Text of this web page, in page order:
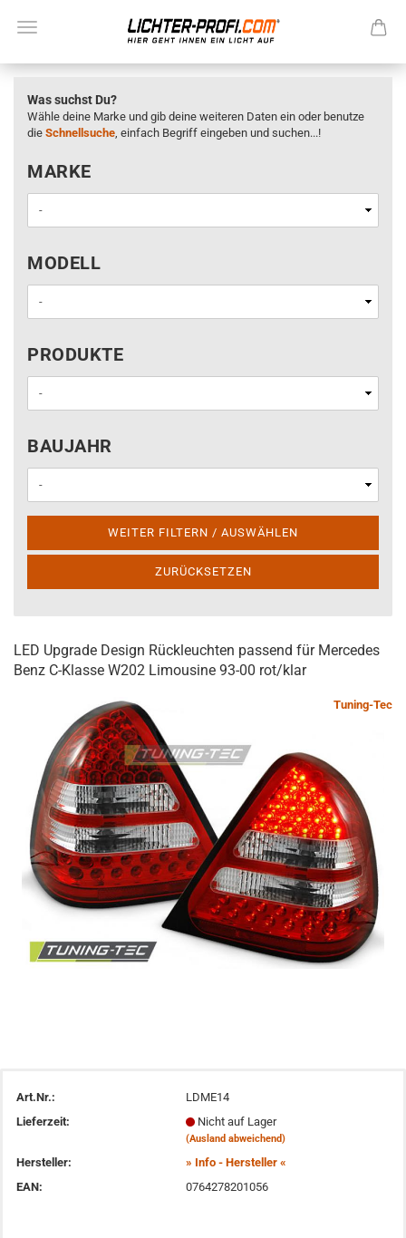
Was suchst Du?
Wähle deine Marke und gib deine weiteren Daten ein oder benutze
die Schnellsuche, einfach Begriff eingeben und suchen...!
MARKE
MARKE
MODELL
MODELL
PRODUKTE
PRODUKTE
BAUJAHR
BAUJAHR
WEITER FILTERN / AUSWÄHLEN
ZURÜCKSETZEN
LED Upgrade Design Rückleuchten passend für Mercedes
Benz C-Klasse W202 Limousine 93-00 rot/klar
Tuning-Tec
Art.Nr.:
LDME14
Lieferzeit:
Nicht auf Lager
(Ausland abweichend)
Hersteller:
» Info - Hersteller «
EAN:
0764278201056